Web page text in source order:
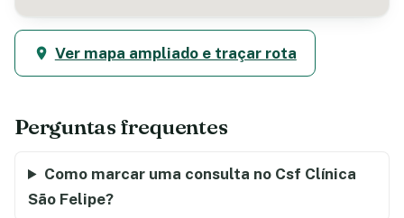
Ver mapa ampliado e traçar rota
Perguntas frequentes
Como marcar uma consulta no Csf Clínica
São Felipe?